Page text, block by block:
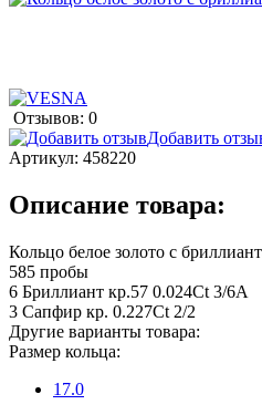
Отзывов: 0
Добавить
Артикул: 458220
Описание товара:
Кольцо белое золото с
585 пробы
6 Бриллиант кр.57 0.024Ct 3/6А
3 Сапфир кр. 0.227Ct 2/2
Другие варианты товара:
Размер кольца:
17.0